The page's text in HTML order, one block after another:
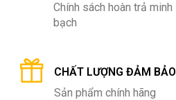
Chính sách hoàn trả minh
bạch
CHẤT LƯỢNG ĐẢM BẢO
Sản phẩm chính hãng